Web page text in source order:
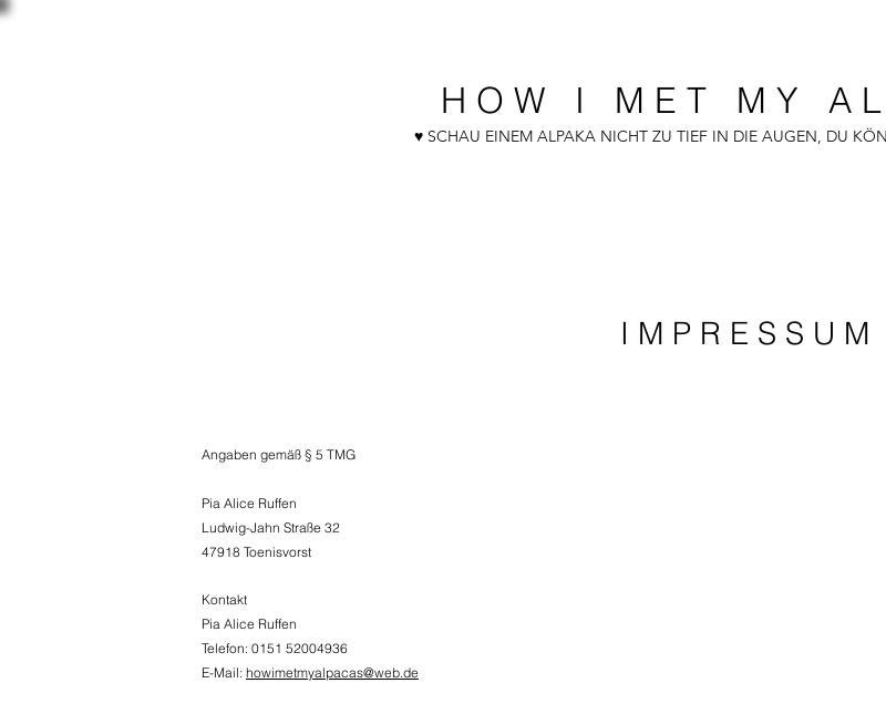
H O W I M E T M Y A L
♥ SCHAU EINEM ALPAKA NICHT ZU TIEF IN DIE AUGEN, DU
I M P R E S S U M
Angaben gemäß § 5 TMG
Pia Alice Ruffen
Ludwig-Jahn Straße 32
47918 Toenisvorst
Kontakt
Pia Alice Ruffen
Telefon: 0151 52004936
E-Mail: howimetmyalpacas@web.de